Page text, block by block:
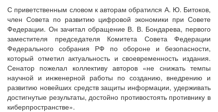
С приветственным словом к авторам обратился А. Ю. Битоков,
член Совета по развитию цифровой экономики при Совете
Федерации. Он зачитал обращение В. В. Бондарева, первого
заместителя председателя Комитета Совета Федерации
Федерального собрания РФ по обороне и безопасности,
который отметил актуальность и своевременность издания.
Сенатор пожелал коллективу авторов «не снижать темпы
научной и инженерной работы по созданию, внедрению и
развитию новейших средств защиты информации, удерживать
достигнутые результаты, достойно противостоять противнику в
киберпространстве».